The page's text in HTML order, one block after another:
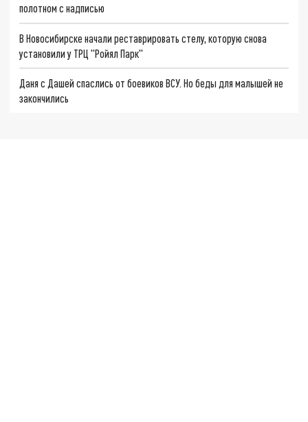
полотном с надписью
В Новосибирске начали реставрировать стелу, которую снова
установили у ТРЦ "Ройял Парк"
Даня с Дашей спаслись от боевиков ВСУ. Но беды для малышей не
закончились